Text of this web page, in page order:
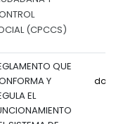
(CPCCS)
QUE
Y
EL